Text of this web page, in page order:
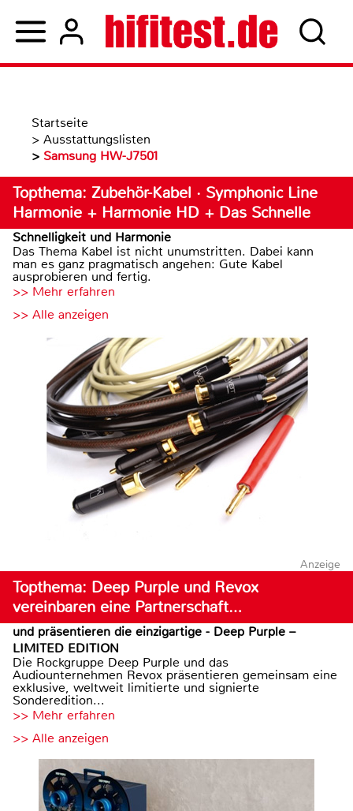
Startseite
> Ausstattungslisten
> Samsung HW-J7501
Topthema: Zubehör-Kabel · Symphonic Line
Harmonie + Harmonie HD + Das Schnelle
Schnelligkeit und Harmonie
Das Thema Kabel ist nicht unumstritten. Dabei kann
man es ganz pragmatisch angehen: Gute Kabel
ausprobieren und fertig.
>> Mehr erfahren
>> Alle anzeigen
Anzeige
Topthema: Deep Purple und Revox
vereinbaren eine Partnerschaft…
und präsentieren die einzigartige - Deep Purple –
LIMITED EDITION
Die Rockgruppe Deep Purple und das
Audiounternehmen Revox präsentieren gemeinsam eine
exklusive, weltweit limitierte und signierte
Sonderedition...
>> Mehr erfahren
>> Alle anzeigen